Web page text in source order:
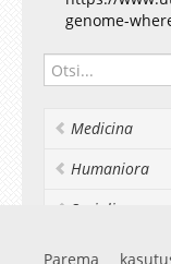
tulemustest.
genome-
Medicina
Humaniora
Socialia
Realia et
Parema